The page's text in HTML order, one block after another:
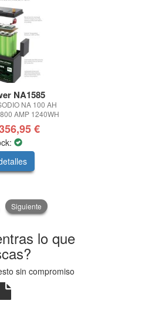
NA1585
NA 100 AH
AMP 1240WH
€
Siguiente
lo que
sin compromiso